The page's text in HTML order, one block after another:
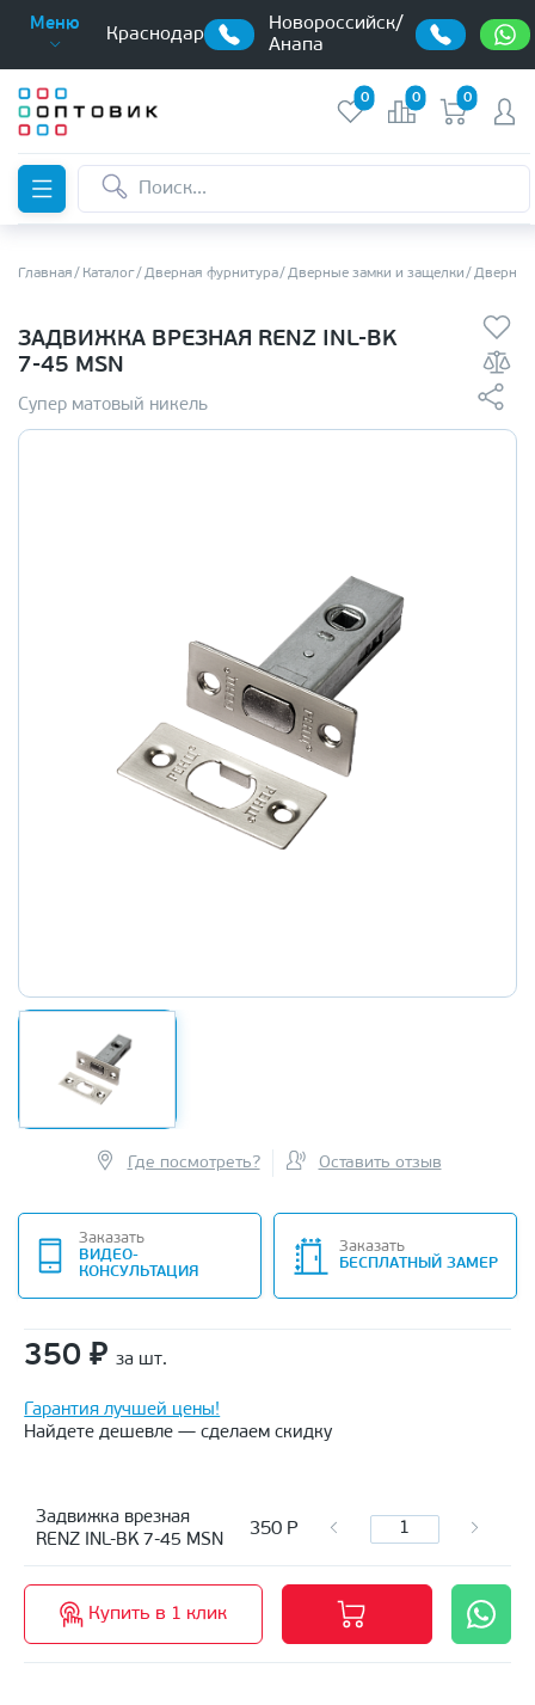
Меню
Краснодар
Новороссийск/
Анапа
0 0 0
Главная Каталог Дверная фурнитура Дверные замки и защелки
ЗАДВИЖКА ВРЕЗНАЯ RENZ INL-BK
7-45 MSN
Супер матовый никель
Где посмотреть? Оставить отзыв
Заказать
ВИДЕО-
КОНСУЛЬТАЦИЯ
Заказать
БЕСПЛАТНЫЙ ЗАМЕР
350 ₽ за шт.
Гарантия лучшей цены!
Найдете дешевле — сделаем скидку
Задвижка врезная
RENZ INL-BK 7-45 MSN
350 Р
Купить в 1 клик